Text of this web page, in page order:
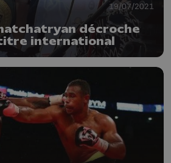
19/07/2021
décroche
international